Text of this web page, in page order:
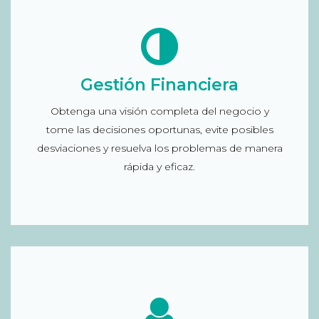
Gestión Financiera
Obtenga una visión completa del negocio y
tome las decisiones oportunas, evite posibles
desviaciones y resuelva los problemas de manera
rápida y eficaz.
Solución para la Gestión Financiera
facturación, de efectivo, de remesas, seguimiento
del ciclo de ingresos, informe de copagos…